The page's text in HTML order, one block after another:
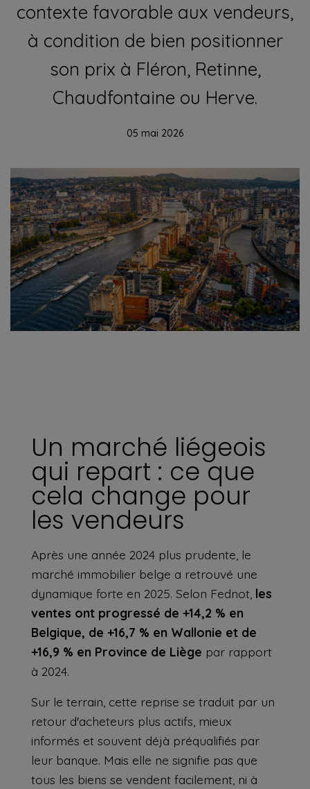
contexte favorable aux vendeurs,
à condition de bien positionner
son prix à Fléron, Retinne,
Chaudfontaine ou Herve.
05 mai 2026
Un marché liégeois
qui repart : ce que
cela change pour
les vendeurs
Après une année 2024 plus prudente, le
marché immobilier belge a retrouvé une
dynamique forte en 2025. Selon Fednot les
ventes ont progressé de +14,2 % en
Belgique, de +16,7 % en Wallonie et de
+16,9 % en Province de Liège par rapport
à 2024.
Sur le terrain, cette reprise se traduit par un
retour d'acheteurs plus actifs, mieux
informés et souvent déjà préqualifiés par
leur banque. Mais elle ne signifie pas que
tous les biens se vendent facilement, ni à